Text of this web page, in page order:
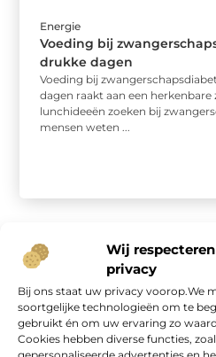
Wij
privacy
Bij ons staat uw privacy voorop.We
soortgelijke technologieën om te
gebruikt én om uw ervaring zo
Cookies hebben diverse functies,
Energie
Voeding bij
drukke dagen
Voeding bij
dagen raakt aan een herkenbare
lunchideeën zoeken bij
mensen weten ...
Onze informatie